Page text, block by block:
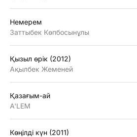
Немерем
Заттыбек Көпбосынұлы
Қызыл өрiк (2012)
Ақылбек Жеменей
Қазағым-ай
A'LEM
Көңiлдi күн (2011)